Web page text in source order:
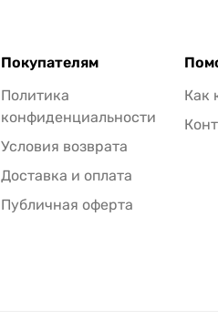
Покупателям
Политика
конфиденциальности
Условия возврата
Доставка и оплата
Публичная оферта
Как